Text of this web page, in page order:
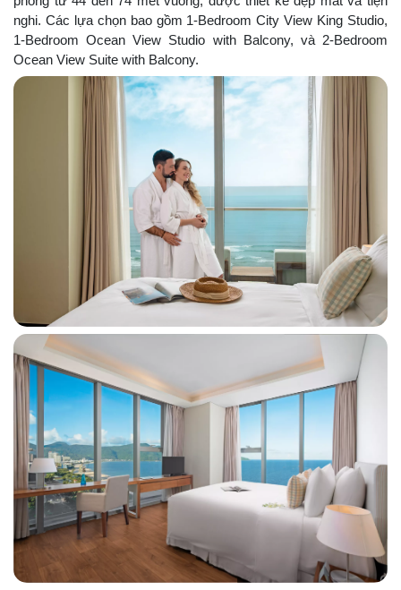
nghi. Các lựa chọn bao gồm 1-Bedroom City View King Studio,
1-Bedroom Ocean View Studio with Balcony, và 2-Bedroom
Ocean View Suite with Balcony.